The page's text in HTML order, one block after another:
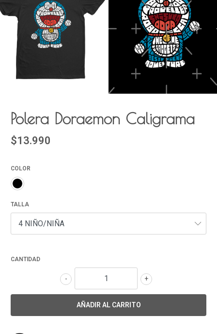
Polera Doraemon Caligrama
$13.990
COLOR
TALLA
CANTIDAD
+
-